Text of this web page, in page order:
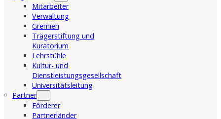
Mitarbeiter
Verwaltung
Gremien
Trägerstiftung und
Kuratorium
Lehrstühle
Kultur- und
Dienstleistungsgesellschaft
Universitätsleitung
Partner
Förderer
Partnerländer